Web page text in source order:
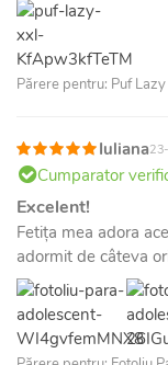
Părere pentru: Puf Lazy
Iuliana
Cumparator
Excelent!
Fetița mea adora
adormit de câteva